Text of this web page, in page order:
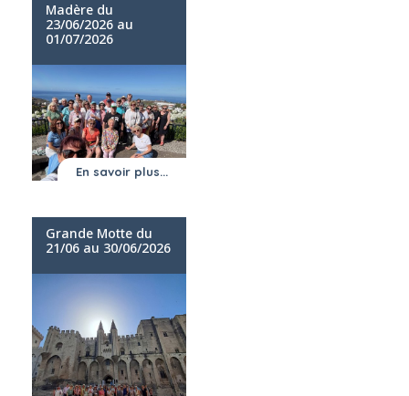
Madère du
23/06/2026 au
01/07/2026
En savoir plus...
Grande Motte du
21/06 au 30/06/2026